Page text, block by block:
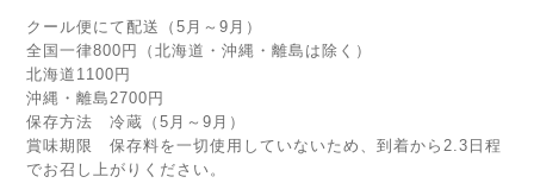
クール便にて配送（5月～9月）
全国一律800円（北海道・沖縄・離島は除く）
北海道1100円
沖縄・離島2700円
保存方法 冷蔵（5月～9月）
賞味期限 保存料を一切使用していないため、到着から2.3日程
でお召し上がりください。